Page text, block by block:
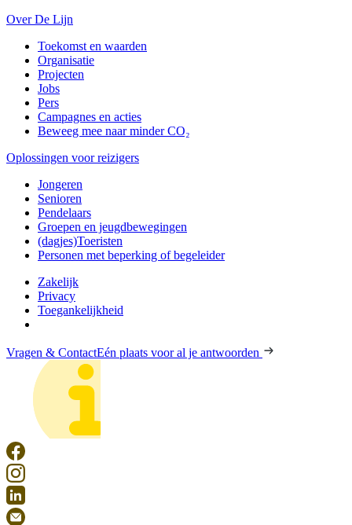
Over De Lijn
Toekomst en waarden
Organisatie
Projecten
Jobs
Pers
Campagnes en acties
Beweeg mee naar minder CO₂
Oplossingen voor reizigers
Jongeren
Senioren
Pendelaars
Groepen en jeugdbewegingen
(dagjes)Toeristen
Personen met beperking of begeleider
Zakelijk
Privacy
Toegankelijkheid
Vragen & ContactEén plaats voor al je antwoorden